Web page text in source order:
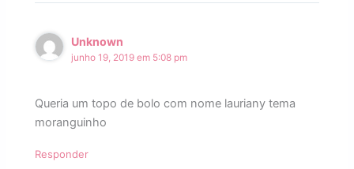
Unknown
junho 19, 2019 em 5:08 pm
Queria um topo de bolo com nome lauriany tema
moranguinho
Responder